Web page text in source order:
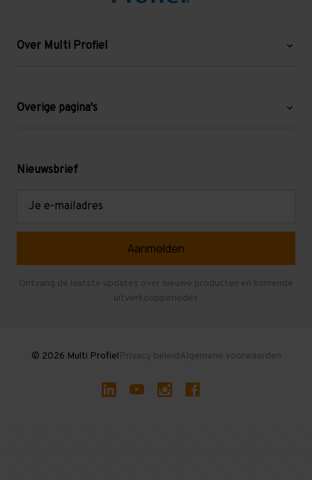
Over Multi Profiel
Blog
Levering en afhalen
Overige pagina's
Mezzanine
Gebruikte entresolvloeren
Nieuwsbrief
Ontvang de laatste updates over nieuwe producten en komende
uitverkoopperiodes
© 2026 Multi ProfielPrivacy beleidAlgemene voorwaarden